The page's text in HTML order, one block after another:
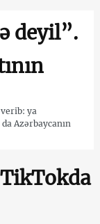
deyil”.
ya
Azərbaycanın